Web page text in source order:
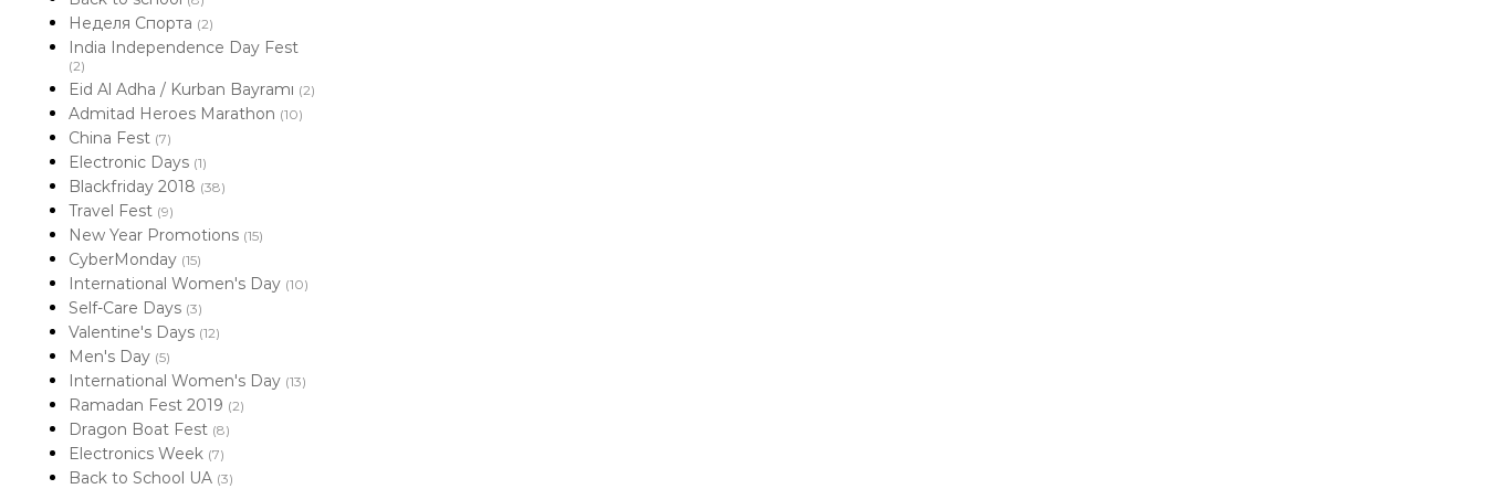
Неделя Спорта (2)
India Independence Day Fest
(2)
Eid Al Adha / Kurban Bayramı (2)
Admitad Heroes Marathon (10)
China Fest (7)
Electronic Days (1)
Blackfriday 2018 (38)
Travel Fest (9)
New Year Promotions (15)
CyberMonday (15)
International Women's Day (10)
Self-Care Days (3)
Valentine's Days (12)
Men's Day (5)
International Women's Day (13)
Ramadan Fest 2019 (2)
Dragon Boat Fest (8)
Electronics Week (7)
Back to School UA (3)